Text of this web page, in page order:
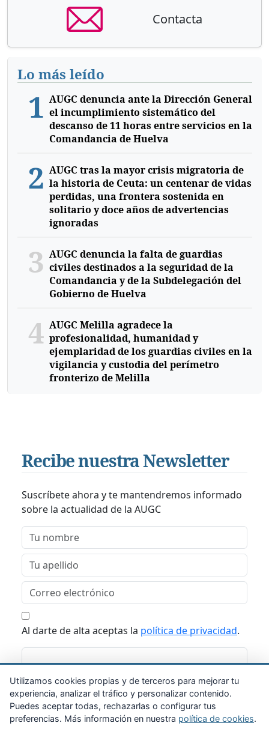
Contacta
Lo más leído
1 AUGC denuncia ante la Dirección General
el incumplimiento sistemático del
descanso de 11 horas entre servicios en la
Comandancia de Huelva
2 AUGC tras la mayor crisis migratoria de
la historia de Ceuta: un centenar de vidas
perdidas, una frontera sostenida en
solitario y doce años de advertencias
ignoradas
3 AUGC denuncia la falta de guardias
civiles destinados a la seguridad de la
Comandancia y de la Subdelegación del
Gobierno de Huelva
4 AUGC Melilla agradece la
profesionalidad, humanidad y
ejemplaridad de los guardias civiles en la
vigilancia y custodia del perímetro
fronterizo de Melilla
Recibe nuestra Newsletter
Suscríbete ahora y te mantendremos informado
sobre la actualidad de la AUGC
Al darte de alta aceptas la política de privacidad.
Suscribirme
Utilizamos cookies propias y de terceros para mejorar tu
experiencia, analizar el tráfico y personalizar contenido.
Puedes aceptar todas, rechazarlas o configurar tus
preferencias. Más información en nuestra política de cookies.